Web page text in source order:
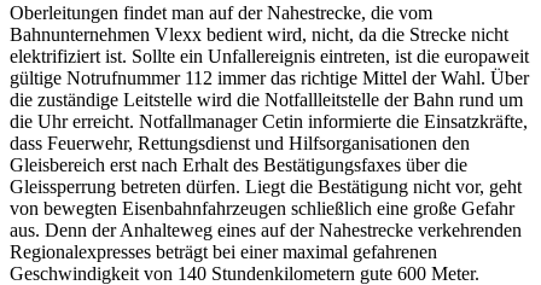
Oberleitungen findet man auf der Nahestrecke, die vom
Bahnunternehmen Vlexx bedient wird, nicht, da die Strecke nicht
elektrifiziert ist. Sollte ein Unfallereignis eintreten, ist die europaweit
gültige Notrufnummer 112 immer das richtige Mittel der Wahl. Über
die zuständige Leitstelle wird die Notfallleitstelle der Bahn rund um
die Uhr erreicht. Notfallmanager Cetin informierte die Einsatzkräfte,
dass Feuerwehr, Rettungsdienst und Hilfsorganisationen den
Gleisbereich erst nach Erhalt des Bestätigungsfaxes über die
Gleissperrung betreten dürfen. Liegt die Bestätigung nicht vor, geht
von bewegten Eisenbahnfahrzeugen schließlich eine große Gefahr
aus. Denn der Anhalteweg eines auf der Nahestrecke verkehrenden
Regionalexpresses beträgt bei einer maximal gefahrenen
Geschwindigkeit von 140 Stundenkilometern gute 600 Meter.